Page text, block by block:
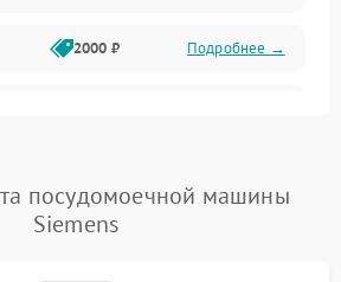
2000 ₽ Подробнее →
1800 ₽ Подробнее →
посудомоечной машины
Siemens